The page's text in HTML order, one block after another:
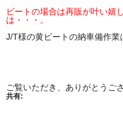
ビートの場合は再販が叶い嬉
は・・・。
J/T様の黄ビートの納車備作業
ご覧いただき、ありがとうご
共有: